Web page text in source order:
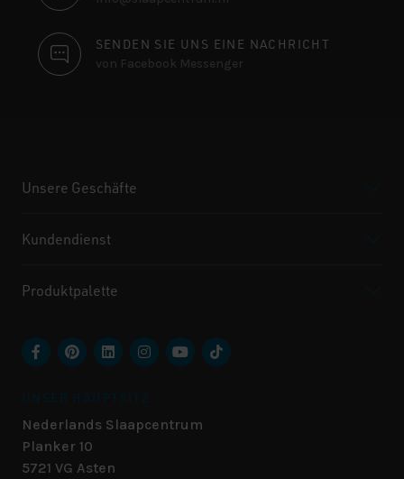
SENDEN SIE UNS EINE NACHRICHT
von Facebook Messenger
Unsere Geschäfte
Kundendienst
Produktpalette
Nederlands Slaapcentrum
Planker 10
5721 VG Asten